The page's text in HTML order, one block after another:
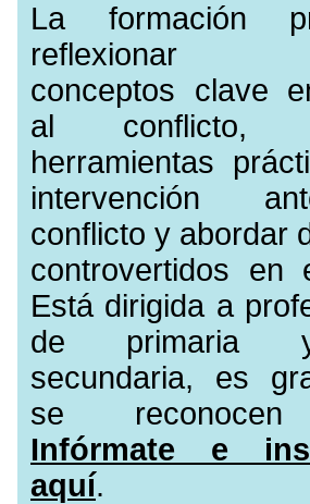
La formación
reflexionar
conceptos clave
al conflicto,
herramientas
intervención
conflicto y abordar
controvertidos en
Está dirigida a
de primaria
secundaria, es
se
Infórmate e
aquí.